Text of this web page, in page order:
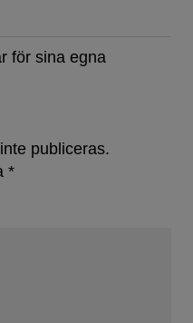
för sina egna
publiceras.
*